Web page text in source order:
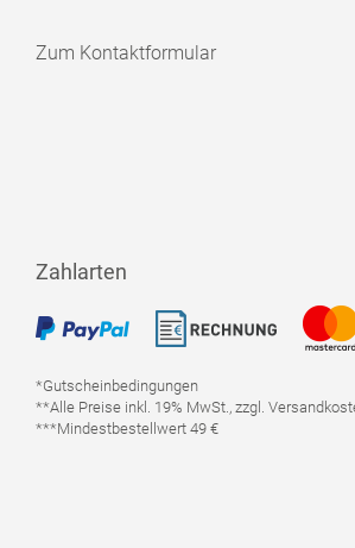
Zum Kontaktformular
Zahlarten
*Gutscheinbedingungen
**Alle Preise inkl. 19% MwSt., zzgl.
***Mindestbestellwert 49 €